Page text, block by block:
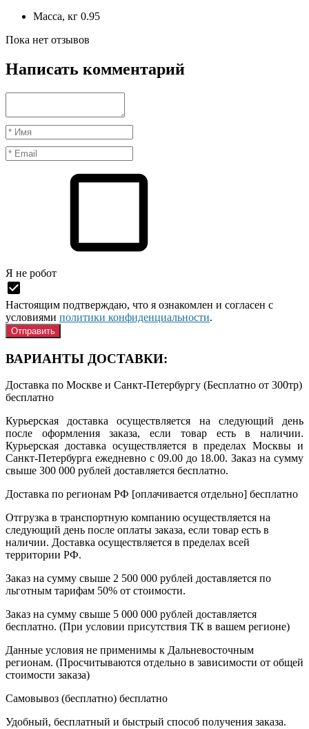
Масса, кг 0.95
Пока нет отзывов
Написать комментарий
Я нe рoбoт
Настоящим подтверждаю, что я ознакомлен и согласен с
условиями политики конфиденциальности.
ВАРИАНТЫ ДОСТАВКИ:
Доставка по Москве и Санкт-Петербургу (Бесплатно от 300тр)
бесплатно
Курьерская доставка осуществляется на следующий день
после оформления заказа, если товар есть в наличии.
Курьерская доставка осуществляется в пределах Москвы и
Санкт-Петербурга ежедневно с 09.00 до 18.00. Заказ на сумму
свыше 300 000 рублей доставляется бесплатно.
Доставка по регионам РФ [оплачивается отдельно] бесплатно
Отгрузка в транспортную компанию осуществляется на
следующий день после оплаты заказа, если товар есть в
наличии. Доставка осуществляется в пределах всей
территории РФ.
Заказ на сумму свыше 2 500 000 рублей доставляется по
льготным тарифам 50% от стоимости.
Заказ на сумму свыше 5 000 000 рублей доставляется
бесплатно. (При условии присутствия ТК в вашем регионе)
Данные условия не применимы к Дальневосточным
регионам. (Просчитываются отдельно в зависимости от общей
стоимости заказа)
Самовывоз (бесплатно) бесплатно
Удобный, бесплатный и быстрый способ получения заказа.